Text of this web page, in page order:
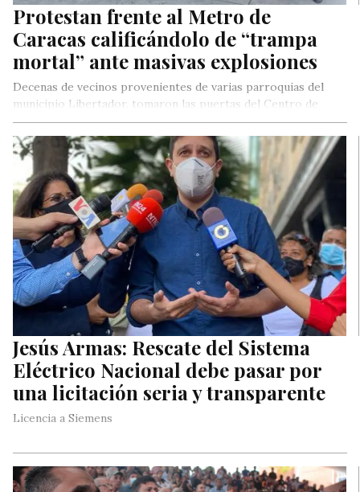
Protestan frente al Metro de
Caracas calificándolo de “trampa
mortal” ante masivas explosiones
Decenas de vecinos provenientes de varias parroquias del
municipio Libertador, tomaron las puertas del Centro de
Operaciones (CEO) del Metro…
Jesús Armas: Rescate del Sistema
Eléctrico Nacional debe pasar por
una licitación seria y transparente
Licencia a Siemens